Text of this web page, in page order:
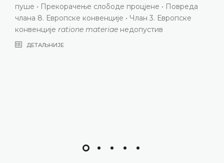
мржње • Повреда члана 3 Европске конвенције у
вези са чланом 14 Конвенције
ДЕТАЉНИЈЕ